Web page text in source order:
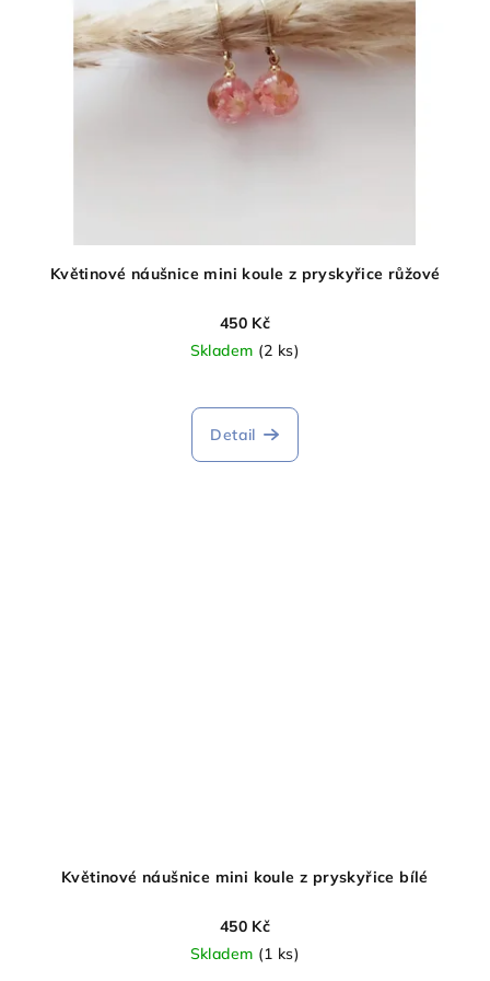
Květinové náušnice mini koule z pryskyřice růžové
450 Kč
Skladem (2 ks)
Detail
Květinové náušnice mini koule z pryskyřice bílé
450 Kč
Skladem (1 ks)